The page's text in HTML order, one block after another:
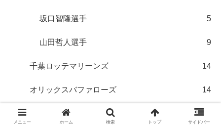
坂口智隆選手 5
山田哲人選手 9
千葉ロッテマリーンズ 14
オリックスバファローズ 14
北海道日本ハムファイターズ 36
メニュー ホーム 検索 トップ サイドバー